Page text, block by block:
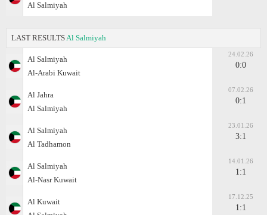
Al Salmiyah
LAST RESULTS Al Salmiyah
Al Salmiyah
Al-Arabi Kuwait
24.02.26
0:0
Al Jahra
Al Salmiyah
07.02.26
0:1
Al Salmiyah
Al Tadhamon
23.01.26
3:1
Al Salmiyah
Al-Nasr Kuwait
14.01.26
1:1
Al Kuwait
17.12.25
1:1